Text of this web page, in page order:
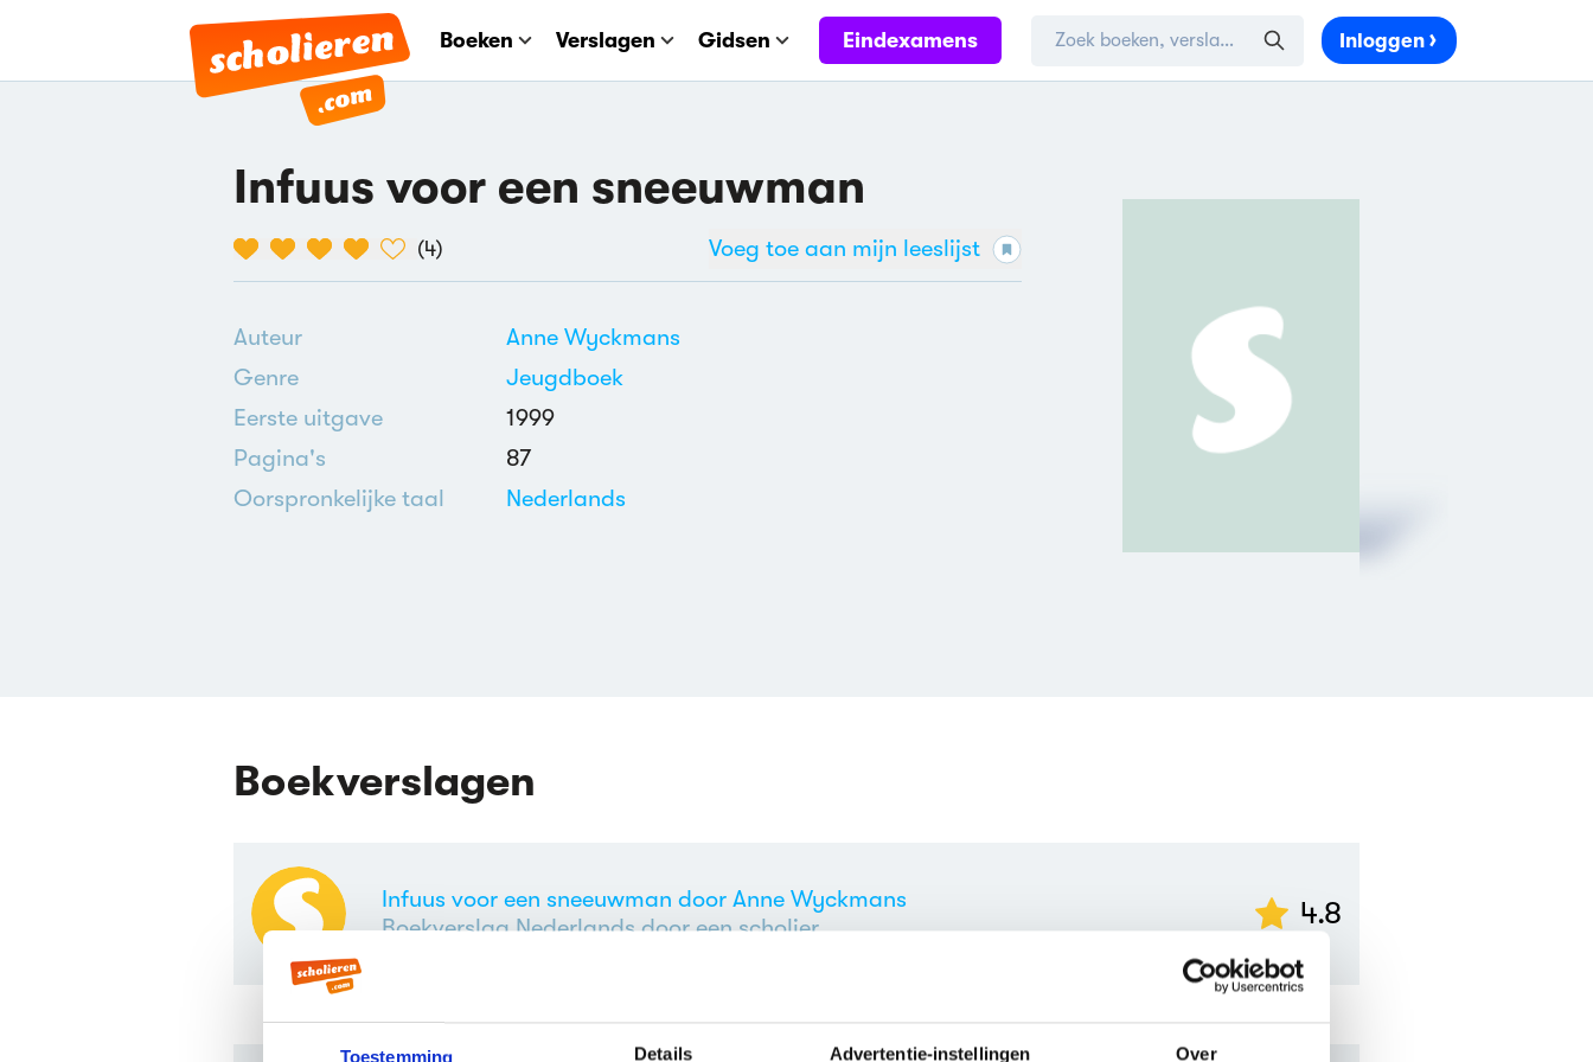
Toestemming Details Advertentie-instellingen Over
Boeken Verslagen Gidsen Eindexamens Inloggen
Infuus voor een sneeuwman
(4) Voeg toe aan mijn leeslijst
Auteur
Anne Wyckmans
Genre
Jeugdboek
Eerste uitgave
1999
Pagina's
87
Oorspronkelijke taal
Nederlands
Boekverslagen
Infuus voor een sneeuwman door Anne Wyckmans
Boekverslag Nederlands door een scholier
4.8